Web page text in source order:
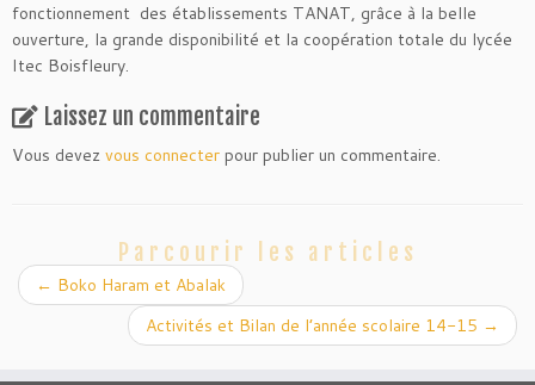
fonctionnement des établissements TANAT, grâce à la belle
ouverture, la grande disponibilité et la coopération totale du lycée
Itec Boisfleury.
Laissez un commentaire
Vous devez vous connecter pour publier un commentaire.
Parcourir les articles
← Boko Haram et Abalak
Activités et Bilan de l’année scolaire 14-15 →